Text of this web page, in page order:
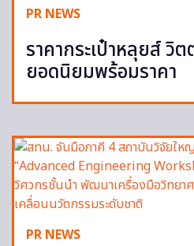
PR NEWS
ราคากระเป๋าหลุยส์ วิ
ยอดนิยมพร้อมราคา
PR NEWS